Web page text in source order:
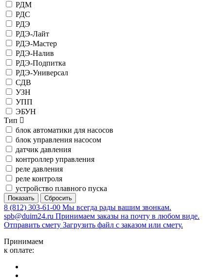
РДМ
РДС
РДЭ
РДЭ-Лайт
РДЭ-Мастер
РДЭ-Налив
РДЭ-Подпитка
РДЭ-Универсал
СДВ
УЗН
УПП
ЭБУН
Тип
блок автоматики для насосов
блок управления насосом
датчик давления
контроллер управления
реле давления
реле контроля
устройство плавного пуска
8 (812) 303-61-00 Мы всегда рады вашим звонкам.
spb@duim24.ru Принимаем заказы на почту в любом виде.
Отправить смету Загрузить файл с заказом или смету.
Принимаем
к оплате: